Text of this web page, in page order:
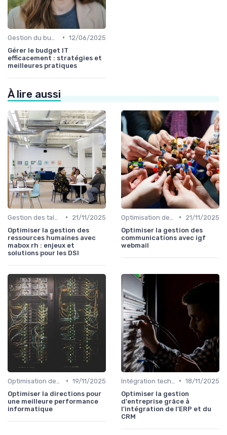
• 12/06/2025
Gérer le budget IT
efficacement : stratégies et
meilleures pratiques
À lire aussi
•
21/11/2025
Optimiser la gestion des
ressources humaines avec
mabox rh : enjeux et
solutions pour les DSI
•
21/11/2025
Optimiser la gestion des
communications avec igf
webmail
• 19/11/2025
Optimiser la directions pour
une meilleure performance
informatique
• 18/11/2025
Optimiser la gestion
d'entreprise grâce à
l'intégration de l'ERP et du
CRM